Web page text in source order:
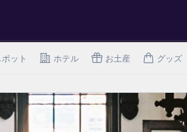
ット ホテル お土産 グッズ